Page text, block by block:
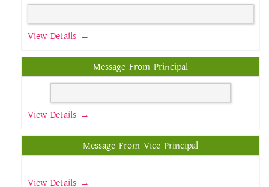
View Details →
Message From Principal
View Details →
Message From Vice Principal
View Details →